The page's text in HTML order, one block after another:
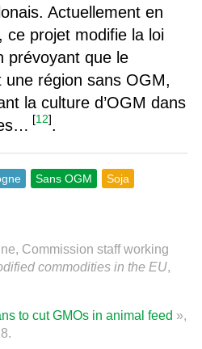
Actuellement en
ce projet modifie la loi
prévoyant que le
région sans OGM,
la culture d’OGM dans
[12].
Sans OGM
Soja
Commission staff working
commodities in the EU,
to cut GMOs in animal feed »,